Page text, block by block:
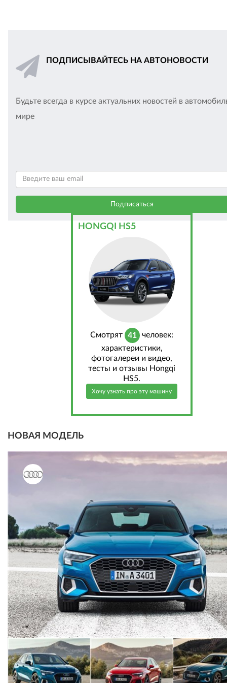
ПОДПИСЫВАЙТЕСЬ НА АВТОНОВОСТИ
Будьте всегда в курсе актуальних новостей в
мире
HONGQI HS5
Cмотрят 41
человек:
характеристики,
фотогалереи и видео,
тесты и отзывы Hongqi
HS5.
Хочу узнать про эту машину
НОВАЯ МОДЕЛЬ